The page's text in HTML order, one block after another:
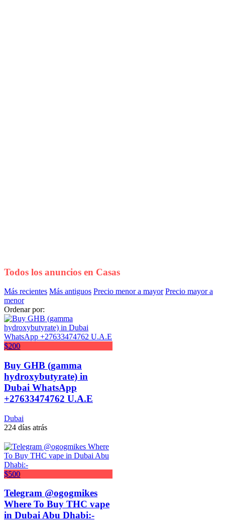
Todos los anuncios en Casas
Más recientes Más antiguos Precio menor a mayor Precio mayor a
menor
Ordenar por:
$200
Buy GHB (gamma
hydroxybutyrate) in
Dubai WhatsApp
+27633474762 U.A.E
Dubai
224 días atrás
$500
Telegram @ogogmikes
Where To Buy THC vape
in Dubai Abu Dhabi:-